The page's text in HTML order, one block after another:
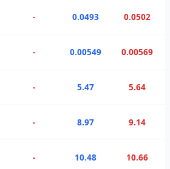
- 0.0493 0.0502
- 0.00549 0.00569
- 5.47 5.64
- 8.97 9.14
- 10.48 10.66